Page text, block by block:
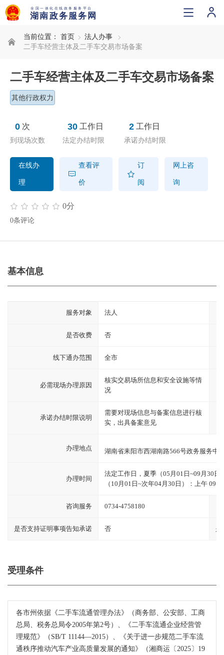
当前位置： 首页
法人办事
二手车经营主体及二手车交易市场备案
二手车经营主体及二手车交易市场备案
其他行政权力
0 次
到现场次数
30 工作日
法定办结时限
2 工作日
承诺办结时限
在线办
理
查看评
价
订
阅
网上咨
询
0分
0条评论
基本信息
服务对象 法人
是否收费 否
线下通办范围 全市
必需现场办理原因
核实交易场所信息和安全设施等情
况
承诺办结时限说明
需要对现场信息与备案信息进行核
实，出具备案意见
办理地点 湖南省耒阳市西湖南路566号政务服务中
办理时间
法定工作日，夏季（05月01日~09月30
（10月01日~次年04月30日）：上午
咨询服务 0734-4758180
是否支持证明事项告知承诺 否 是
受理条件
各市州依据《二手车流通管理办法》（商务部、公安部、工商
总局、税务总局令2005年第2号）、《二手车流通企业经营管
理规范》（SB/T 11144—2015）、《关于进一步规范二手车流
通秩序推动汽车产业高质量发展的通知》（湘商运〔2025〕19